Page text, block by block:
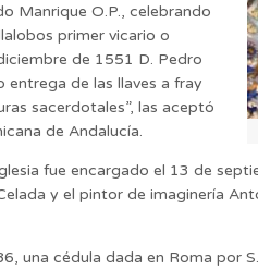
Manrique O.P., celebrando
primer vicario o
de 1551 D. Pedro
entrega de las llaves a fray
sacerdotales”, las aceptó
de Andalucía.
fue encargado el 13 de
y el pintor de imaginería
una cédula dada en Roma por